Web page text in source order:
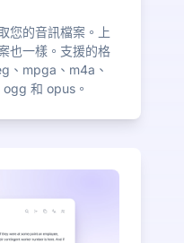
您的音訊檔案。上
也一樣。支援的格
、mpga、m4a、
和 opus。